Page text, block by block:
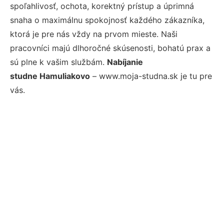
spoľahlivosť, ochota, korektný prístup a úprimná
snaha o maximálnu spokojnosť každého zákazníka,
ktorá je pre nás vždy na prvom mieste. Naši
pracovníci majú dlhoročné skúsenosti, bohatú prax a
sú plne k vašim službám. Nabíjanie
studne Hamuliakovo – www.moja-studna.sk je tu pre
vás.